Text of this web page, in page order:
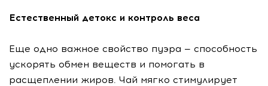
Естественный детокс и контроль веса
Еще одно важное свойство пуэра — способность
ускорять обмен веществ и помогать в
расщеплении жиров. Чай мягко стимулирует